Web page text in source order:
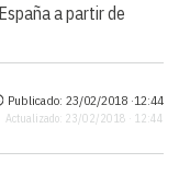
a partir de
Publicado: 23/02/2018 ·12:44
Actualizado: 23/02/2018 · 12:44